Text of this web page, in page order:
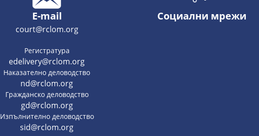
E-mail
court@rclom.org
Регистратура
edelivery@rclom.org
Наказателно деловодство
nd@rclom.org
Гражданско деловодство
gd@rclom.org
Изпълнително деловодство
sid@rclom.org
Социални мрежи